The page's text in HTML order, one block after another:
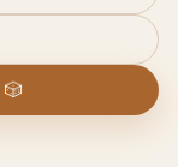
🎲